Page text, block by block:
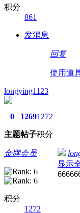
积分
861
发消息
回复
使用道
longying1123
0
主题
1269
帖子
1272
积分
金牌会员
积分
1272
显示